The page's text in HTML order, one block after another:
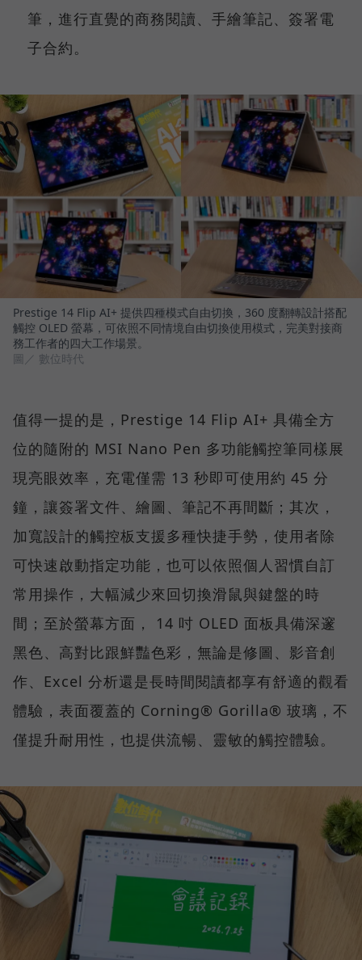
筆，進行直覺的商務閱讀、手繪筆記、簽署電
子合約。
Prestige 14 Flip AI+ 提供四種模式自由切換，360 度翻轉設計搭配
觸控 OLED 螢幕，可依照不同情境自由切換使用模式，完美對接商
務工作者的四大工作場景。
圖／ 數位時代
值得一提的是，Prestige 14 Flip AI+ 具備全方
位的隨附的 MSI Nano Pen 多功能觸控筆同樣展
現亮眼效率，充電僅需 13 秒即可使用約 45 分
鐘，讓簽署文件、繪圖、筆記不再間斷；其次，
加寬設計的觸控板支援多種快捷手勢，使用者除
可快速啟動指定功能，也可以依照個人習慣自訂
常用操作，大幅減少來回切換滑鼠與鍵盤的時
間；至於螢幕方面， 14 吋 OLED 面板具備深邃
黑色、高對比跟鮮豔色彩，無論是修圖、影音創
作、Excel 分析還是長時間閱讀都享有舒適的觀看
體驗，表面覆蓋的 Corning® Gorilla® 玻璃，不
僅提升耐用性，也提供流暢、靈敏的觸控體驗。